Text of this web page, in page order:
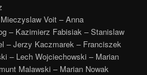
Voit – Anna
– Kazimierz Fabisiak – Stanislaw
– Jerzy Kaczmarek – Franciszek
– Lech Wojciechowski – Marian
Malawski – Marian Nowak